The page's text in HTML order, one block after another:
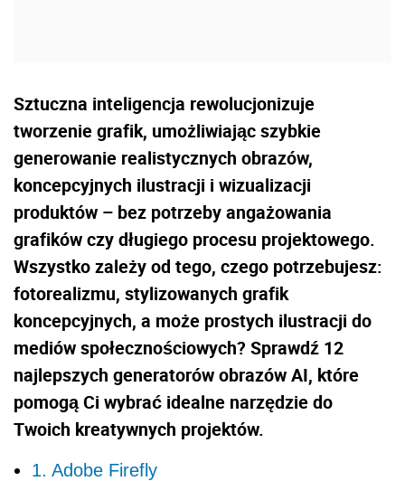
Sztuczna inteligencja rewolucjonizuje
tworzenie grafik, umożliwiając szybkie
generowanie realistycznych obrazów,
koncepcyjnych ilustracji i wizualizacji
produktów – bez potrzeby angażowania
grafików czy długiego procesu projektowego.
Wszystko zależy od tego, czego potrzebujesz:
fotorealizmu, stylizowanych grafik
koncepcyjnych, a może prostych ilustracji do
mediów społecznościowych? Sprawdź 12
najlepszych generatorów obrazów AI, które
pomogą Ci wybrać idealne narzędzie do
Twoich kreatywnych projektów.
1. Adobe Firefly